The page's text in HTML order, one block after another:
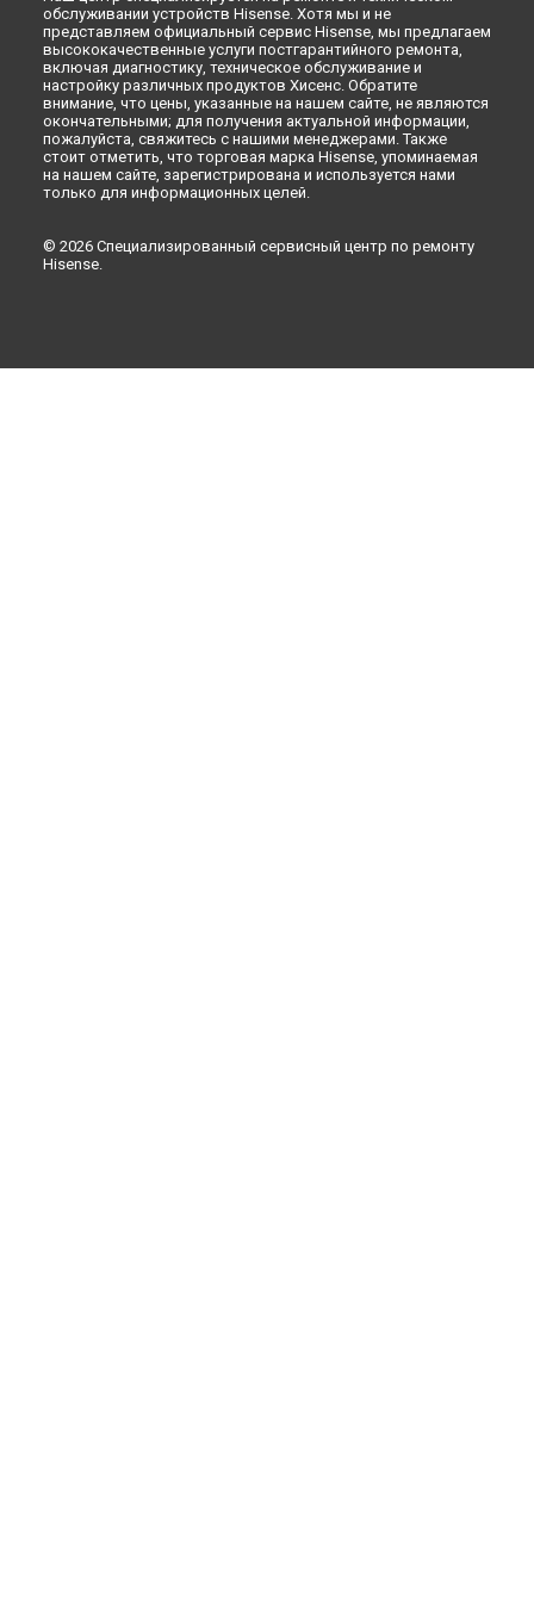
обслуживании устройств Hisense. Хотя мы и не
представляем официальный сервис Hisense, мы предлагаем
высококачественные услуги постгарантийного ремонта,
включая диагностику, техническое обслуживание и
настройку различных продуктов Хисенс. Обратите
внимание, что цены, указанные на нашем сайте, не являются
окончательными; для получения актуальной информации,
пожалуйста, свяжитесь с нашими менеджерами. Также
стоит отметить, что торговая марка Hisense, упоминаемая
на нашем сайте, зарегистрирована и используется нами
только для информационных целей.
© 2026 Специализированный сервисный центр по ремонту
Hisense.